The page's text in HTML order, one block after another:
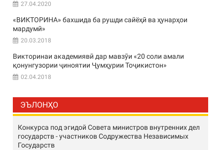
27.04.2020
«ВИКТОРИНА» бахшида ба рушди сайёҳӣ ва ҳунарҳои
мардумӣ»
20.03.2018
Викторинаи академиявӣ дар мавзӯи «20 соли амали
қонунгузории ҷиноятии Ҷумҳурии Тоҷикистон»
02.04.2018
ЭЪЛОНҲО
Конкурса под эгидой Совета министров внутренних дел
государств - участников Содружества Независимых
Государств